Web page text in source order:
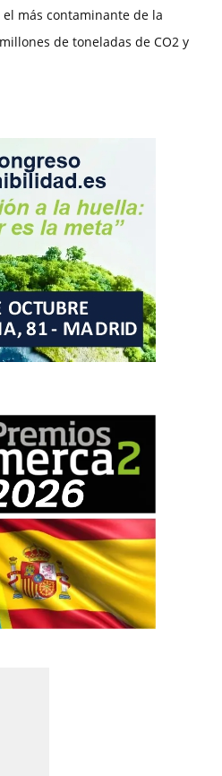
más contaminante de la
de toneladas de CO2 y